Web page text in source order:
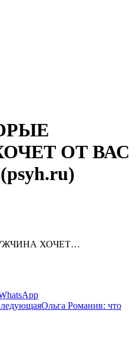
ОТ ВАС
ХОЧЕТ…
Поделиться
вСледующая
Ольга Романив: что